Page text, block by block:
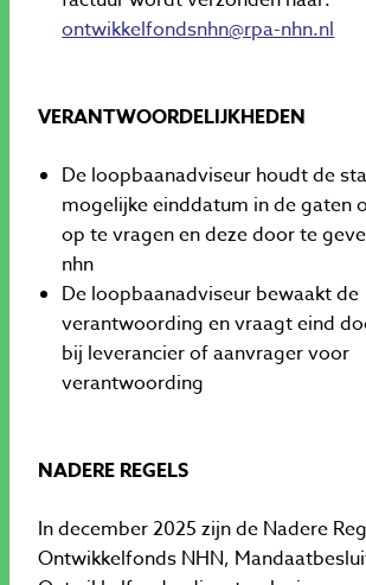
ontwikkelfondsnhn@rpa-nhn.nl
VERANTWOORDELIJKHEDEN
De loopbaanadviseur houdt de
mogelijke einddatum in de gaten
op te vragen en deze door te
nhn
De loopbaanadviseur bewaakt de
verantwoording en vraagt eind
bij leverancier of aanvrager voor
verantwoording
NADERE REGELS
In december 2025 zijn de Nadere
Ontwikkelfonds NHN,